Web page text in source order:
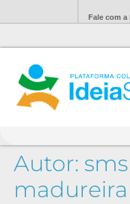
Fale com a
Autor:
madureira